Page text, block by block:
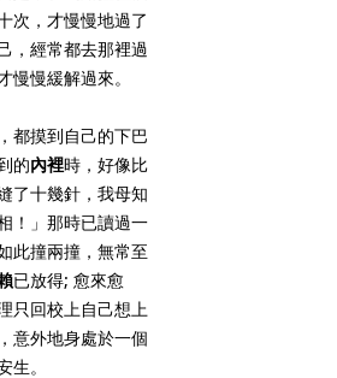
次，才慢慢地過了
，經常都去那裡過
慢慢緩解過來。
都摸到自己的下巴
的內裡時，好像比
了十幾針，我母知
！」那時已讀過一
此撞兩撞，無常至
已放得; 愈來愈
只回校上自己想上
意外地身處於一個
生。